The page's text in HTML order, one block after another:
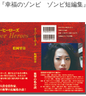
幸福のゾンビ ゾンビ短編集』